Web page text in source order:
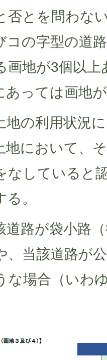
否とを問わな
コの字型の道
画地が3個以
あっては画地
の利用状況
地において、
なしていると
。
道路が袋小路
、当該道路が
な場合（いわ